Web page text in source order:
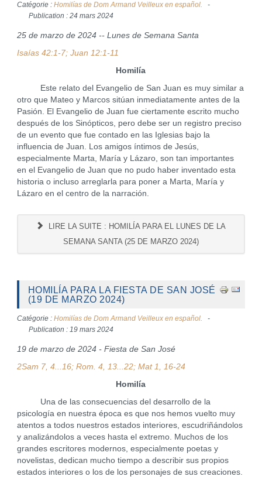
Catégorie : Homilías de Dom Armand Veilleux en español.
Publication : 24 mars 2024
25 de marzo de 2024 -- Lunes de Semana Santa
Isaías 42:1-7; Juan 12:1-11
Homilía
Este relato del Evangelio de San Juan es muy similar a
otro que Mateo y Marcos sitúan inmediatamente antes de la
Pasión. El Evangelio de Juan fue ciertamente escrito mucho
después de los Sinópticos, pero debe ser un registro preciso
de un evento que fue contado en las Iglesias bajo la
influencia de Juan. Los amigos íntimos de Jesús,
especialmente Marta, María y Lázaro, son tan importantes
en el Evangelio de Juan que no pudo haber inventado esta
historia o incluso arreglarla para poner a Marta, María y
Lázaro en el centro de la narración.
LIRE LA SUITE : HOMILÍA PARA EL LUNES DE LA
SEMANA SANTA (25 DE MARZO 2024)
HOMILÍA PARA LA FIESTA DE SAN JOSÉ
(19 DE MARZO 2024)
Catégorie : Homilías de Dom Armand Veilleux en español.
Publication : 19 mars 2024
19 de marzo de 2024 - Fiesta de San José
2Sam 7, 4...16; Rom. 4, 13...22; Mat 1, 16-24
Homilía
Una de las consecuencias del desarrollo de la
psicología en nuestra época es que nos hemos vuelto muy
atentos a todos nuestros estados interiores, escudriñándolos
y analizándolos a veces hasta el extremo. Muchos de los
grandes escritores modernos, especialmente poetas y
novelistas, dedican mucho tiempo a describir sus propios
estados interiores o los de los personajes de sus creaciones.